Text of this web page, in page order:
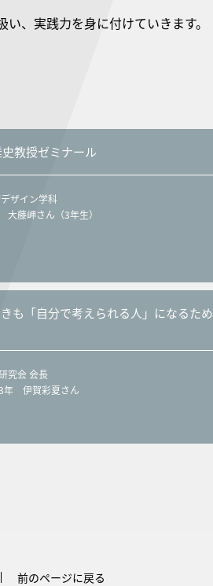
、実践力を身に付けていきます。
教授ゼミナール
ザイン学科
藤岬さん（3年生）
も「自分で考えられる人」になるため
究会 会長
年 伊賀彩夏さん
前のページに戻る